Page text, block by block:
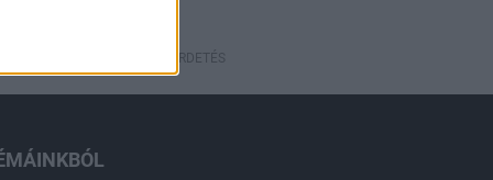
HÍRDETÉS